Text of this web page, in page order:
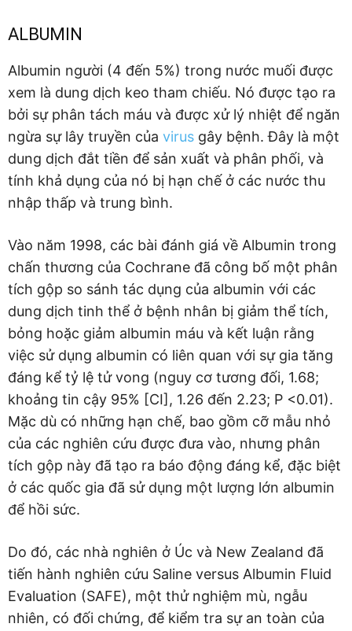
ALBUMIN
Albumin người (4 đến 5%) trong nước muối được
xem là dung dịch keo tham chiếu. Nó được tạo ra
bởi sự phân tách máu và được xử lý nhiệt để ngăn
ngừa sự lây truyền của virus gây bệnh. Đây là một
dung dịch đắt tiền để sản xuất và phân phối, và
tính khả dụng của nó bị hạn chế ở các nước thu
nhập thấp và trung bình.
Vào năm 1998, các bài đánh giá về Albumin trong
chấn thương của Cochrane đã công bố một phân
tích gộp so sánh tác dụng của albumin với các
dung dịch tinh thể ở bệnh nhân bị giảm thể tích,
bỏng hoặc giảm albumin máu và kết luận rằng
việc sử dụng albumin có liên quan với sự gia tăng
đáng kể tỷ lệ tử vong (nguy cơ tương đối, 1.68;
khoảng tin cậy 95% [CI], 1.26 đến 2.23; P <0.01).
Mặc dù có những hạn chế, bao gồm cỡ mẫu nhỏ
của các nghiên cứu được đưa vào, nhưng phân
tích gộp này đã tạo ra báo động đáng kể, đặc biệt
ở các quốc gia đã sử dụng một lượng lớn albumin
để hồi sức.
Do đó, các nhà nghiên ở Úc và New Zealand đã
tiến hành nghiên cứu Saline versus Albumin Fluid
Evaluation (SAFE), một thử nghiệm mù, ngẫu
nhiên, có đối chứng, để kiểm tra sự an toàn của